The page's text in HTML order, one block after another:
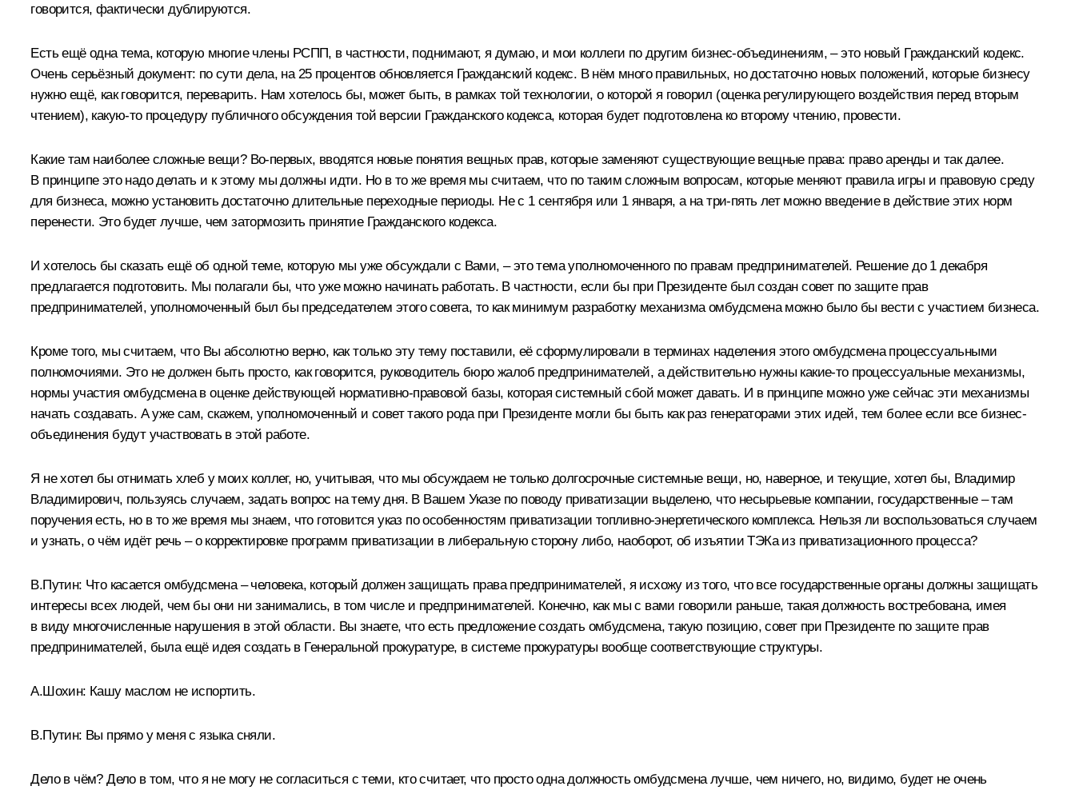
говорится, фактически дублируются.
Есть ещё одна тема, которую многие члены РСПП, в частности, поднимают, я думаю, и мои коллеги по другим бизнес-объединениям, – это новый Гражданский кодекс.
Очень серьёзный документ: по сути дела, на 25 процентов обновляется Гражданский кодекс. В нём много правильных, но достаточно новых положений, которые бизнесу
нужно ещё, как говорится, переварить. Нам хотелось бы, может быть, в рамках той технологии, о которой я говорил (оценка регулирующего воздействия перед вторым
чтением), какую‑то процедуру публичного обсуждения той версии Гражданского кодекса, которая будет подготовлена ко второму чтению, провести.
Какие там наиболее сложные вещи? Во‑первых, вводятся новые понятия вещных прав, которые заменяют существующие вещные права: право аренды и так далее.
В принципе это надо делать и к этому мы должны идти. Но в то же время мы считаем, что по таким сложным вопросам, которые меняют правила игры и правовую среду
для бизнеса, можно установить достаточно длительные переходные периоды. Не с 1 сентября или 1 января, а на три-пять лет можно введение в действие этих норм
перенести. Это будет лучше, чем затормозить принятие Гражданского кодекса.
И хотелось бы сказать ещё об одной теме, которую мы уже обсуждали с Вами, – это тема уполномоченного по правам предпринимателей. Решение до 1 декабря
предлагается подготовить. Мы полагали бы, что уже можно начинать работать. В частности, если бы при Президенте был создан совет по защите прав
предпринимателей, уполномоченный был бы председателем этого совета, то как минимум разработку механизма омбудсмена можно было бы вести с участием бизнеса.
Кроме того, мы считаем, что Вы абсолютно верно, как только эту тему поставили, её сформулировали в терминах наделения этого омбудсмена процессуальными
полномочиями. Это не должен быть просто, как говорится, руководитель бюро жалоб предпринимателей, а действительно нужны какие‑то процессуальные механизмы,
нормы участия омбудсмена в оценке действующей нормативно-правовой базы, которая системный сбой может давать. И в принципе можно уже сейчас эти механизмы
начать создавать. А уже сам, скажем, уполномоченный и совет такого рода при Президенте могли бы быть как раз генераторами этих идей, тем более если все бизнес-
объединения будут участвовать в этой работе.
Я не хотел бы отнимать хлеб у моих коллег, но, учитывая, что мы обсуждаем не только долгосрочные системные вещи, но, наверное, и текущие, хотел бы, Владимир
Владимирович, пользуясь случаем, задать вопрос на тему дня. В Вашем Указе по поводу приватизации выделено, что несырьевые компании, государственные – там
поручения есть, но в то же время мы знаем, что готовится указ по особенностям приватизации топливно-энергетического комплекса. Нельзя ли воспользоваться случаем
и узнать, о чём идёт речь – о корректировке программ приватизации в либеральную сторону либо, наоборот, об изъятии ТЭКа из приватизационного процесса?
В.Путин: Что касается омбудсмена – человека, который должен защищать права предпринимателей, я исхожу из того, что все государственные органы должны защищать
интересы всех людей, чем бы они ни занимались, в том числе и предпринимателей. Конечно, как мы с вами говорили раньше, такая должность востребована, имея
в виду многочисленные нарушения в этой области. Вы знаете, что есть предложение создать омбудсмена, такую позицию, совет при Президенте по защите прав
предпринимателей, была ещё идея создать в Генеральной прокуратуре, в системе прокуратуры вообще соответствующие структуры.
А.Шохин: Кашу маслом не испортить.
В.Путин: Вы прямо у меня с языка сняли.
Дело в чём? Дело в том, что я не могу не согласиться с теми, кто считает, что просто одна должность омбудсмена лучше, чем ничего, но, видимо, будет не очень